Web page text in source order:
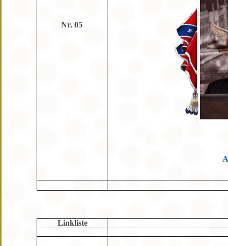
Nr. 05
Linkliste